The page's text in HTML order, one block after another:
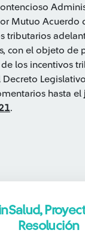
Mutuo Acuerdo
tributarios
con el objeto de
los incentivos
Decreto
hasta el
.
Resolución